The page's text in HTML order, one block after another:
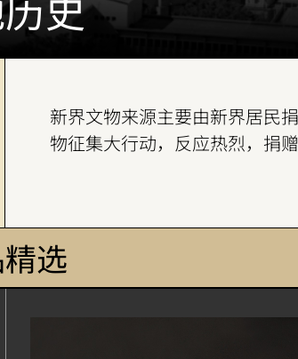
新界文物来源主要由新界居民
物征集大行动，反应热烈，捐
选